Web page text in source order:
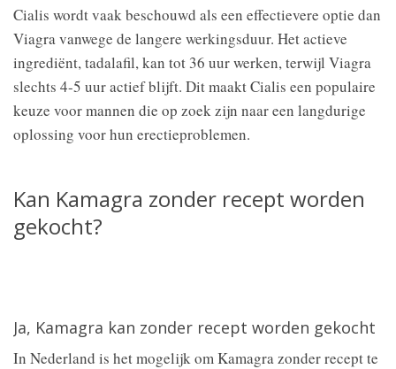
Cialis wordt vaak beschouwd als een effectievere optie dan
Viagra vanwege de langere werkingsduur. Het actieve
ingrediënt, tadalafil, kan tot 36 uur werken, terwijl Viagra
slechts 4-5 uur actief blijft. Dit maakt Cialis een populaire
keuze voor mannen die op zoek zijn naar een langdurige
oplossing voor hun erectieproblemen.
Kan Kamagra zonder recept worden
gekocht?
Ja, Kamagra kan zonder recept worden gekocht
In Nederland is het mogelijk om Kamagra zonder recept te